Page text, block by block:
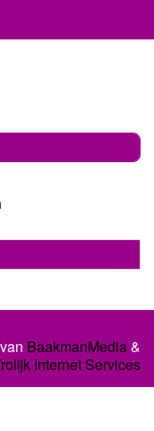
BaakmanMedia&
Internet Services